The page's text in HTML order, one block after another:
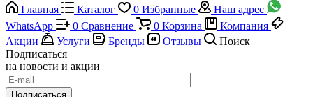
Главная
Каталог 0 Избранные
Наш адрес
WhatsApp
0 Сравнение 0 Корзина
Компания
Акции
Услуги Бренды Отзывы
Поиск
Подписаться
на новости и акции
Подписаться